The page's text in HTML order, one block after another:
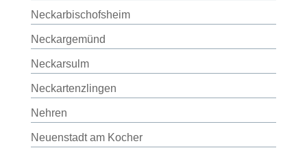
Neckarbischofsheim
Neckargemünd
Neckarsulm
Neckartenzlingen
Nehren
Neuenstadt am Kocher